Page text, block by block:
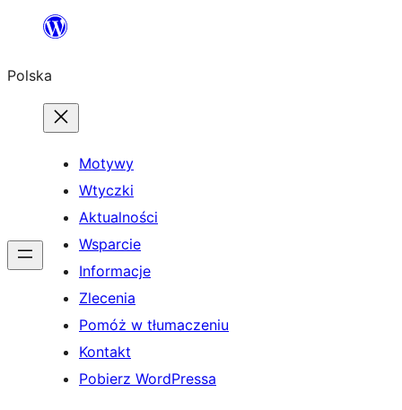
Przejdź
treści
Polska
Motywy
Wtyczki
Aktualności
Wsparcie
Informacje
Zlecenia
Pomóż w tłumaczeniu
Kontakt
Pobierz WordPressa